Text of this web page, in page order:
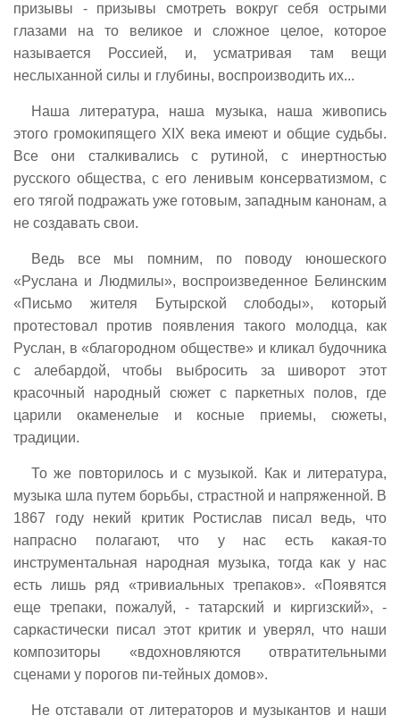
призывы - призывы смотреть вокруг себя острыми
глазами на то великое и сложное целое, которое
называется Россией, и, усматривая там вещи
неслыханной силы и глубины, воспроизводить их...
Наша литература, наша музыка, наша живопись
этого громокипящего XIX века имеют и общие судьбы.
Все они сталкивались с рутиной, с инертностью
русского общества, с его ленивым консерватизмом, с
его тягой подражать уже готовым, западным канонам, а
не создавать свои.
Ведь все мы помним, по поводу юношеского
«Руслана и Людмилы», воспроизведенное Белинским
«Письмо жителя Бутырской слободы», который
протестовал против появления такого молодца, как
Руслан, в «благородном обществе» и кликал будочника
с алебардой, чтобы выбросить за шиворот этот
красочный народный сюжет с паркетных полов, где
царили окаменелые и косные приемы, сюжеты,
традиции.
То же повторилось и с музыкой. Как и литература,
музыка шла путем борьбы, страстной и напряженной. В
1867 году некий критик Ростислав писал ведь, что
напрасно полагают, что у нас есть какая-то
инструментальная народная музыка, тогда как у нас
есть лишь ряд «тривиальных трепаков». «Появятся
еще трепаки, пожалуй, - татарский и киргизский», -
саркастически писал этот критик и уверял, что наши
композиторы «вдохновляются отвратительными
сценами у порогов пи-тейных домов».
Не отставали от литераторов и музыкантов и наши